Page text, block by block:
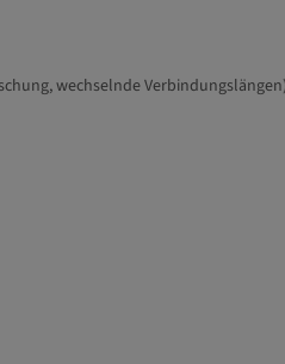
wechselnde Verbindungslängen)